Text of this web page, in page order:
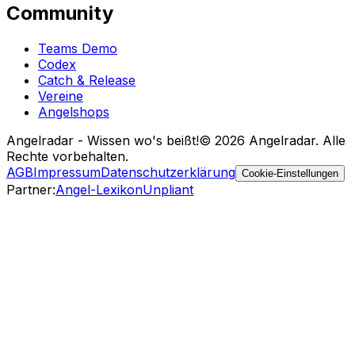
Community
Teams Demo
Codex
Catch & Release
Vereine
Angelshops
Angelradar - Wissen wo's beißt!© 2026 Angelradar. Alle
Rechte vorbehalten.
AGBImpressumDatenschutzerklärung Cookie-Einstellungen
Partner:Angel-LexikonUnpliant